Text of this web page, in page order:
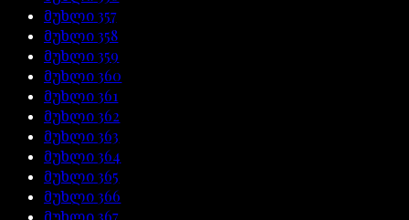
მუხლი357
მუხლი358
მუხლი359
მუხლი360
მუხლი361
მუხლი362
მუხლი363
მუხლი364
მუხლი365
მუხლი366
მუხლი367